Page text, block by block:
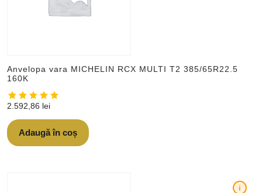
Anvelopa vara MICHELIN RCX MULTI T2 385/65R22.5
160K
2.592,86 lei
Adaugă în coș
i